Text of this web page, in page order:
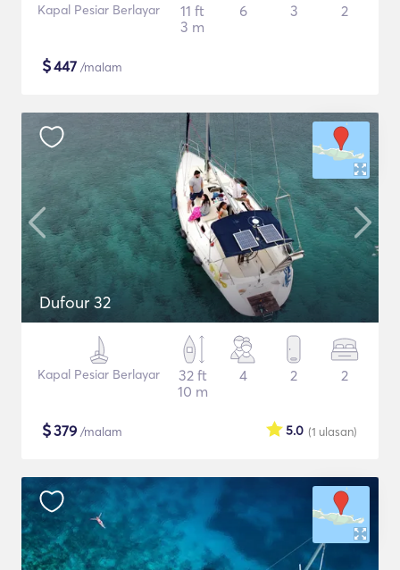
Kapal Pesiar Berlayar
11 ft
3 m
6 3 2
$447 /malam
Dufour 32
Kapal Pesiar Berlayar
32 ft
10 m
4 2 2
$379 /malam (1 ulasan)
5.0